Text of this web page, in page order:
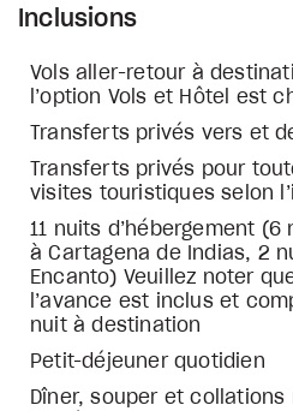
Inclusions
Vols aller-retour à
l’option Vols et Hôtel est
Transferts privés vers et
Transferts privés pour
visites touristiques selon
11 nuits d’hébergement
à Cartagena de Indias, 2
Encanto) Veuillez noter
l’avance est inclus et
nuit à destination
Petit-déjeuner quotidien
Dîner, souper et